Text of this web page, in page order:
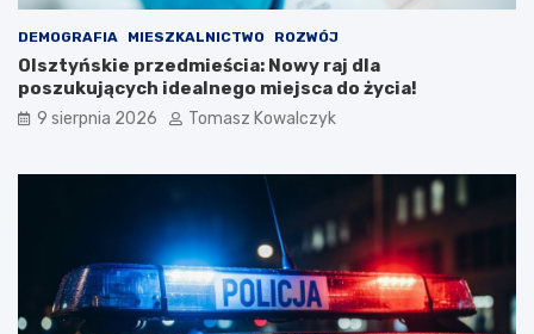
DEMOGRAFIA MIESZKALNICTWO ROZWÓJ
Olsztyńskie przedmieścia: Nowy raj dla
poszukujących idealnego miejsca do życia!
9 sierpnia 2026 Tomasz Kowalczyk